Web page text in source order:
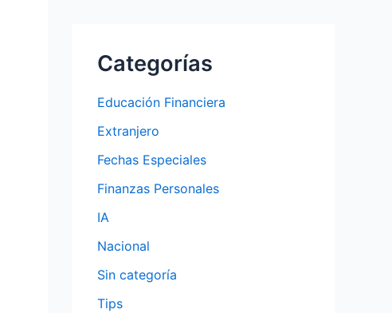
Categorías
Educación Financiera
Extranjero
Fechas Especiales
Finanzas Personales
IA
Nacional
Sin categoría
Tips